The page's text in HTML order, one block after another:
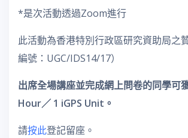
*是次活動透過Zoom進行
此活動為香港特別行政區研究資助局之
編號：UGC/IDS14/17）
出席全場講座並完成網上問卷的同學可
Hour／ 1 iGPS Unit。
請按此登記留座。